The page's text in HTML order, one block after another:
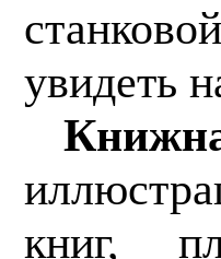
увидеть
книг,